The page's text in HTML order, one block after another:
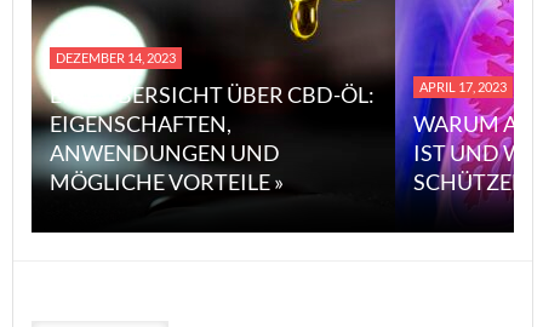
DEZEMBER 14, 2023
EINE ÜBERSICHT ÜBER CBD-ÖL:
EIGENSCHAFTEN,
ANWENDUNGEN UND
MÖGLICHE VORTEILE »
APRIL 17, 2023
WARUM
IST UND
SCHÜTZEN